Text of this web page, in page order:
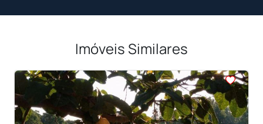
Imóveis Similares
< <<<